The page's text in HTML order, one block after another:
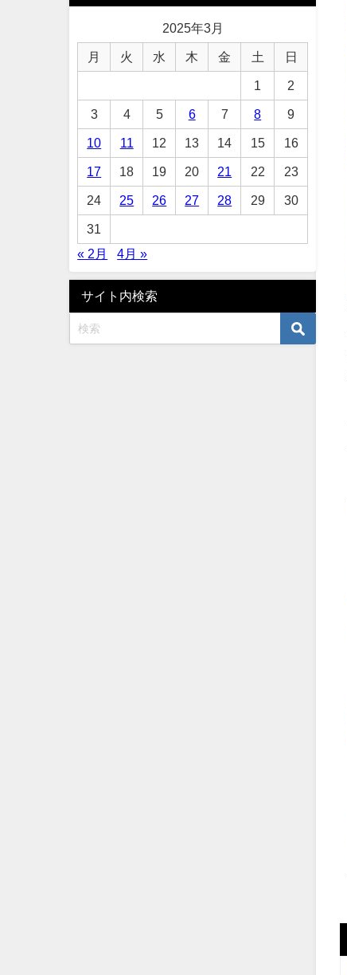
2025年3月
月 火 水 木 金 土 日
1 2
3 4 5 6 7 8 9
10 11 12 13 14 15 16
17 18 19 20 21 22 23
24 25 26 27 28 29 30
31
« 2月
4月 »
サイト内検索